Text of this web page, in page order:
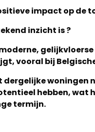
impact op de
inzicht is ?
vooral bij
woningen
hebben,
termijn.